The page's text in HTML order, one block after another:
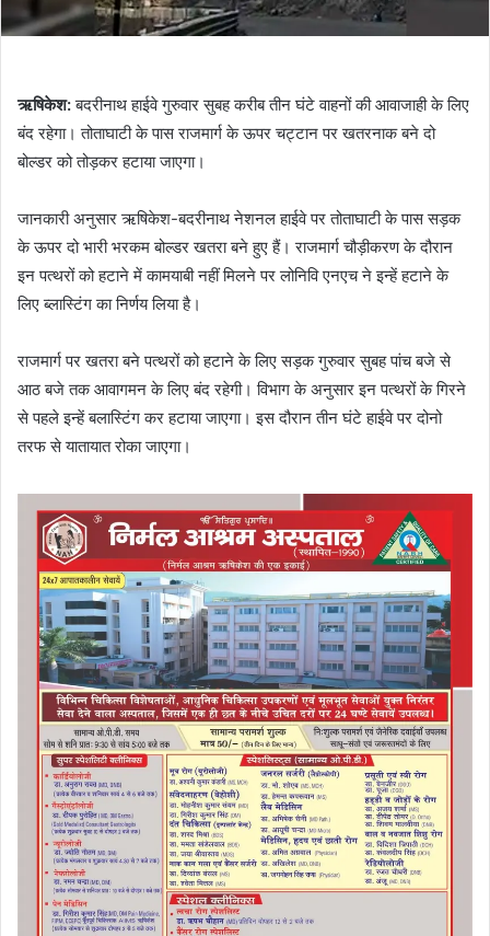
ऋषिकेश:बदरीनाथ हाईवे गुरुवार सुबह करीब तीन घंटे वाहनों की आवाजाही के लिए
बंद रहेगा। तोताघाटी के पास राजमार्ग के ऊपर चट्टान पर खतरनाक बने दो
बोल्डर को तोड़कर हटाया जाएगा।
जानकारी अनुसार ऋषिकेश-बदरीनाथ नेशनल हाईवे पर तोताघाटी के पास सड़क
के ऊपर दो भारी भरकम बोल्डर खतरा बने हुए हैं। राजमार्ग चौड़ीकरण के दौरान
इन पत्थरों को हटाने में कामयाबी नहीं मिलने पर लोनिवि एनएच ने इन्हें हटाने के
लिए ब्लास्टिंग का निर्णय लिया है।
राजमार्ग पर खतरा बने पत्थरों को हटाने के लिए सड़क गुरुवार सुबह पांच बजे से
आठ बजे तक आवागमन के लिए बंद रहेगी। विभाग के अनुसार इन पत्थरों के गिरने
से पहले इन्हें बलास्टिंग कर हटाया जाएगा। इस दौरान तीन घंटे हाईवे पर दोनो
तरफ से यातायात रोका जाएगा।